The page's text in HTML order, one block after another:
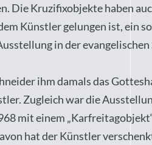
Die Kruzifixobjekte haben
Künstler gelungen ist, ein
in der
ihm damals das
Zugleich war die
mit einem
hat der Künstler